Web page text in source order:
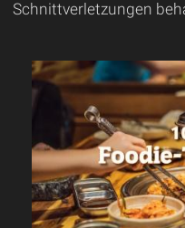
Schnittverletzungen